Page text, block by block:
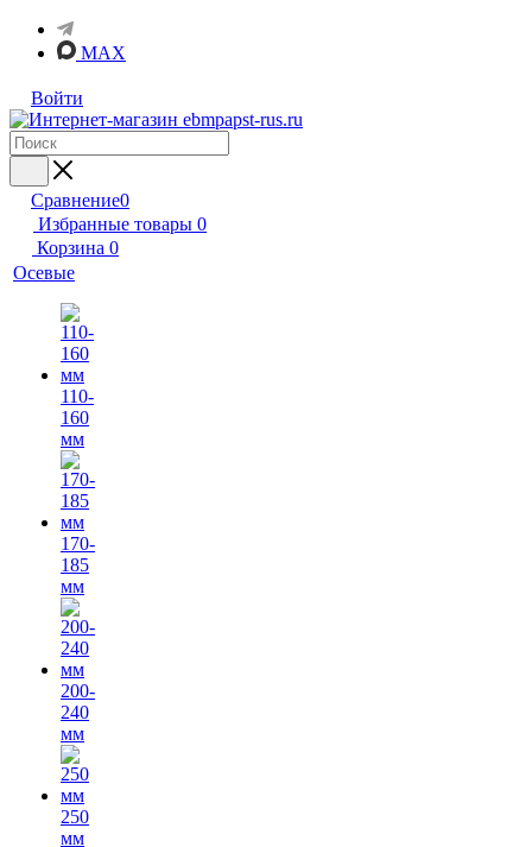
MAX
Войти
Сравнение0
Избранные товары 0
Корзина 0
Осевые
110-
160
мм
170-
185
мм
200-
240
мм
250
мм